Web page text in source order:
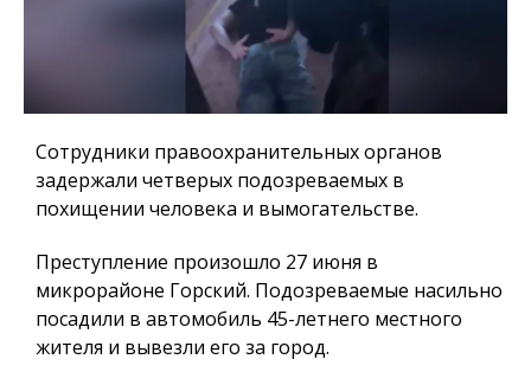
Сотрудники правоохранительных органов
задержали четверых подозреваемых в
похищении человека и вымогательстве.
Преступление произошло 27 июня в
микрорайоне Горский. Подозреваемые насильно
посадили в автомобиль 45-летнего местного
жителя и вывезли его за город.